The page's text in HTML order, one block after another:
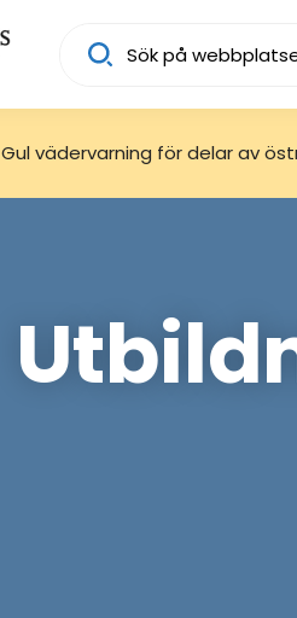
Gul vädervarning för delar av